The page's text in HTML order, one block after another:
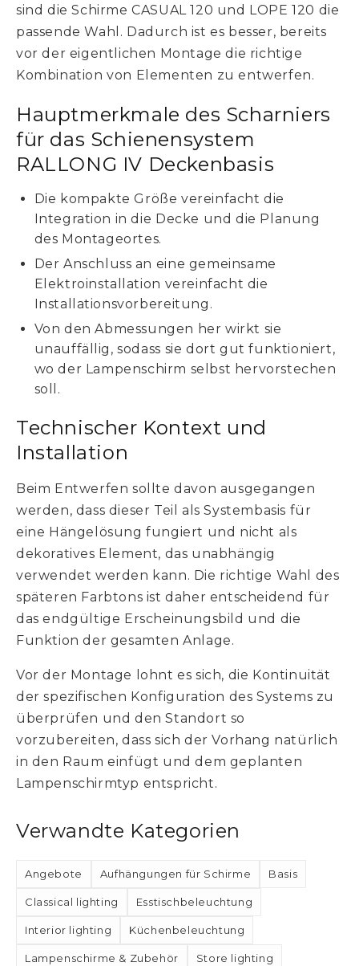
sind die Schirme CASUAL 120 und LOPE 120 die
passende Wahl. Dadurch ist es besser, bereits
vor der eigentlichen Montage die richtige
Kombination von Elementen zu entwerfen.
Hauptmerkmale des Scharniers
für das Schienensystem
RALLONG IV Deckenbasis
Die kompakte Größe vereinfacht die
Integration in die Decke und die Planung
des Montageortes.
Der Anschluss an eine gemeinsame
Elektroinstallation vereinfacht die
Installationsvorbereitung.
Von den Abmessungen her wirkt sie
unauffällig, sodass sie dort gut funktioniert,
wo der Lampenschirm selbst hervorstechen
soll.
Technischer Kontext und
Installation
Beim Entwerfen sollte davon ausgegangen
werden, dass dieser Teil als Systembasis für
eine Hängelösung fungiert und nicht als
dekoratives Element, das unabhängig
verwendet werden kann. Die richtige Wahl des
späteren Farbtons ist daher entscheidend für
das endgültige Erscheinungsbild und die
Funktion der gesamten Anlage.
Vor der Montage lohnt es sich, die Kontinuität
der spezifischen Konfiguration des Systems zu
überprüfen und den Standort so
vorzubereiten, dass sich der Vorhang natürlich
in den Raum einfügt und dem geplanten
Lampenschirmtyp entspricht.
Verwandte Kategorien
Angebote Aufhängungen für Schirme Basis
Classical lighting Esstischbeleuchtung
Interior lighting Küchenbeleuchtung
Lampenschirme & Zubehör Store lighting